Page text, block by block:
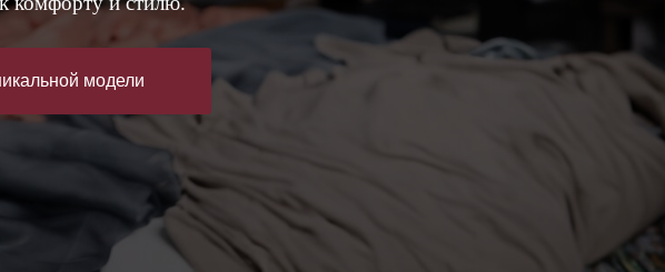
модели